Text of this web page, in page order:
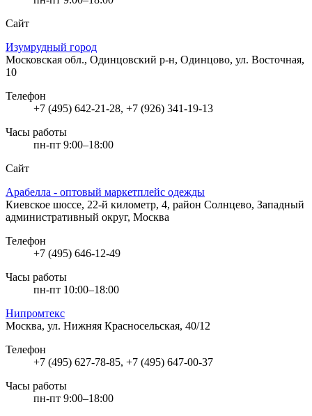
Сайт
Изумрудный город
Московская обл., Одинцовский р-н, Одинцово, ул. Восточная,
10
Телефон
+7 (495) 642-21-28, +7 (926) 341-19-13
Часы работы
пн-пт 9:00–18:00
Сайт
Арабелла - оптовый маркетплейс одежды
Киевское шоссе, 22-й километр, 4, район Солнцево, Западный
административный округ, Москва
Телефон
+7 (495) 646-12-49
Часы работы
пн-пт 10:00–18:00
Нипромтекс
Москва, ул. Нижняя Красносельская, 40/12
Телефон
+7 (495) 627-78-85, +7 (495) 647-00-37
Часы работы
пн-пт 9:00–18:00